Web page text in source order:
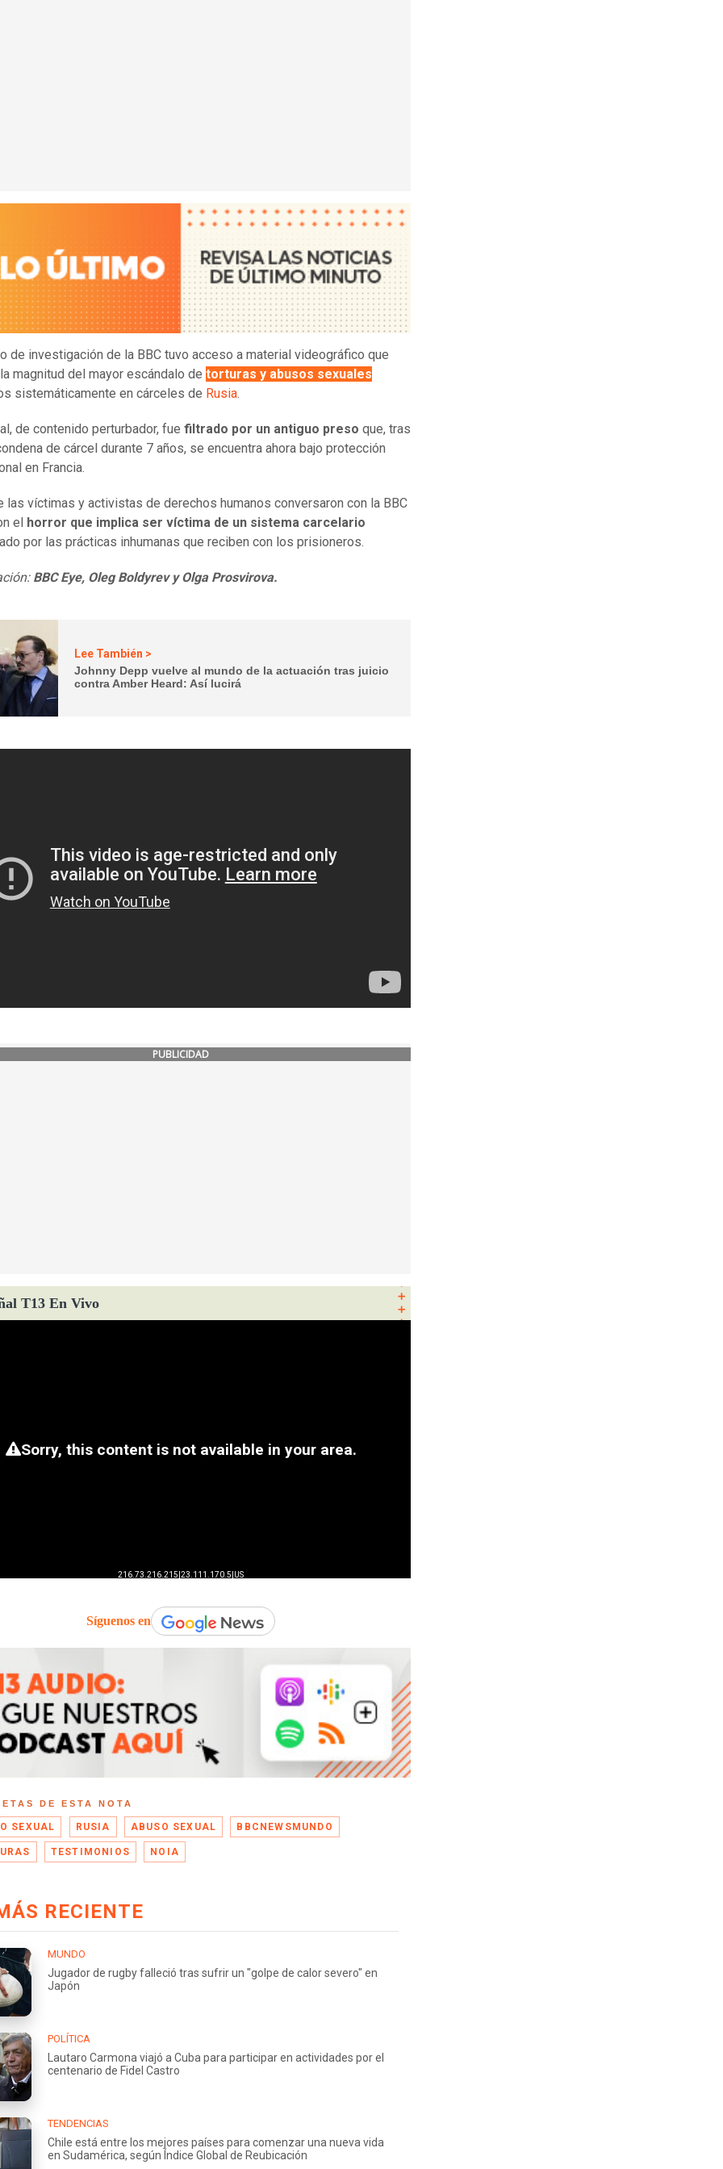
de investigación de la BBC tuvo acceso a material videográfico que
magnitud del mayor escándalo de torturas y abusos sexuales
sistemáticamente en cárceles de Rusia.
de contenido perturbador, fue filtrado por un antiguo preso que, tras
de cárcel durante 7 años, se encuentra ahora bajo protección
en Francia.
las víctimas y activistas de derechos humanos conversaron con la BBC
el
horror que implica ser víctima de un sistema carcelario
por las prácticas inhumanas que reciben con los prisioneros.
BBC Eye, Oleg Boldyrev y Olga Prosvirova.
Lee También >
Johnny Depp vuelve al mundo de la actuación tras juicio
contra Amber Heard: Así lucirá
PUBLICIDAD
T13 En Vivo
Síguenos en
DE ESTA NOTA
SEXUAL RUSIA ABUSO SEXUAL BBCNEWSMUNDO
TESTIMONIOS NOIA
RECIENTE
MUNDO
Jugador de rugby falleció tras sufrir un "golpe de calor severo" en
Japón
POLÍTICA
Lautaro Carmona viajó a Cuba para participar en actividades por el
centenario de Fidel Castro
TENDENCIAS
Chile está entre los mejores países para comenzar una nueva vida
en Sudamérica, según Índice Global de Reubicación